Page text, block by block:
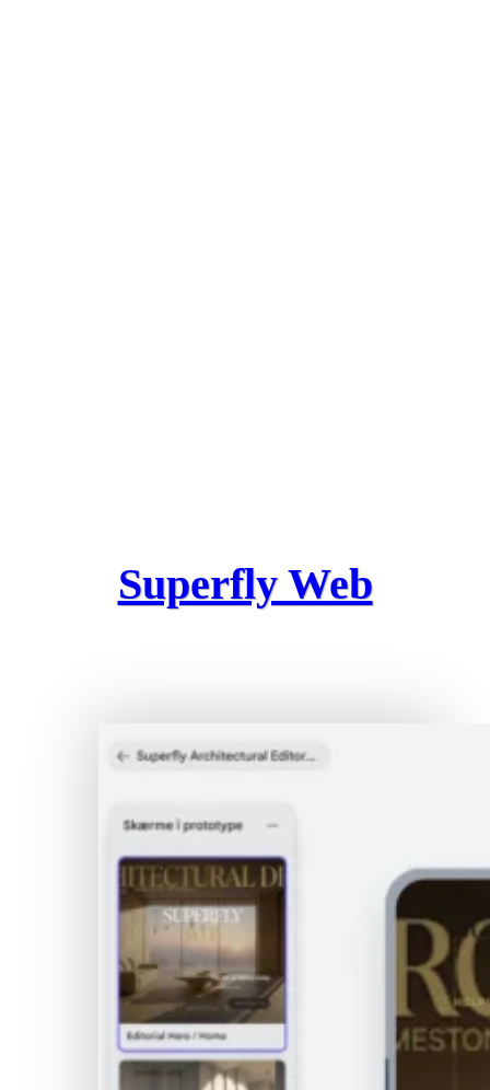
Superfly Web